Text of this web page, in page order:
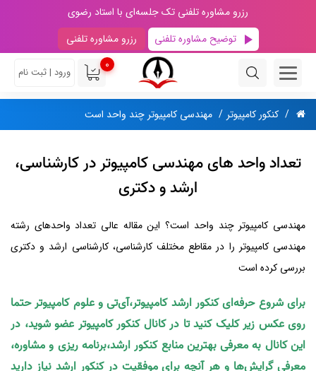
رزرو مشاوره تلفنی تک جلسه‌ای با استاد رضوی
توضیح مشاوره تلفنی
رزرو مشاوره تلفنی
0
ورود | ثبت نام
کنکور کامپیوتر مهندسی کامپیوتر چند واحد است
تعداد واحد های مهندسی کامپیوتر در کارشناسی،
ارشد و دکتری
مهندسی کامپیوتر چند واحد است؟ این مقاله عالی تعداد واحد‌های رشته
مهندسی کامپیوتر را در مقاطع مختلف کارشناسی، کارشناسی ارشد و دکتری
بررسی کرده است
برای شروع حرفه‌ای کنکور ارشد کامپیوتر،آی‌تی و علوم کامپیوتر حتما
روی عکس زیر کلیک کنید تا در کانال کنکور کامپیوتر عضو شوید، در
این کانال به معرفی بهترین منابع کنکور ارشد،برنامه ریزی و مشاوره،
معرفی گرایش‌ها و هر آنچه برای موفقیت در کنکور ارشد نیاز دارید